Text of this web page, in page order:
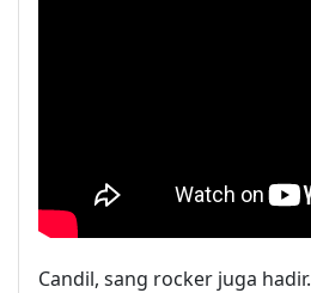
Candil, sang rocker juga hadir.